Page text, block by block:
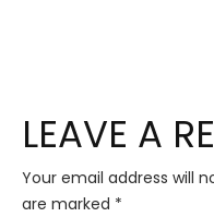
LEAVE A
Your email address will
are marked *